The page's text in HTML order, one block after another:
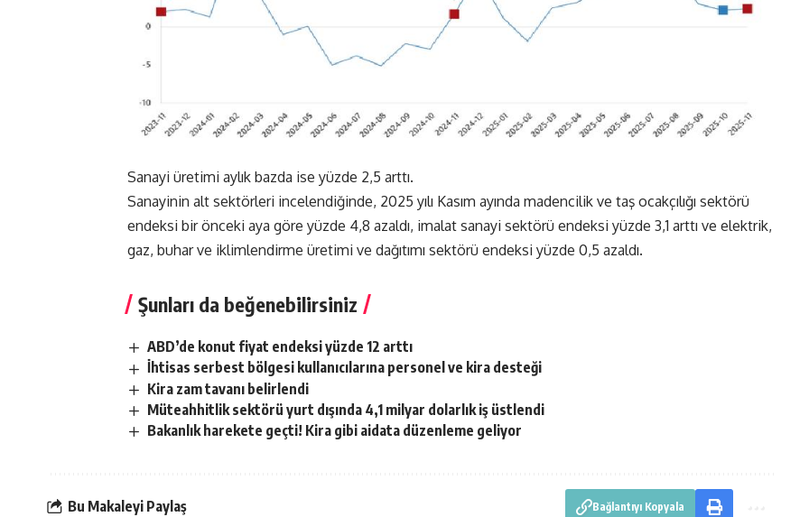
Sanayi üretimi aylık bazda ise yüzde 2,5 arttı.
Sanayinin alt sektörleri incelendiğinde, 2025 yılı Kasım ayında madencilik ve taş ocakçılığı sektörü
endeksi bir önceki aya göre yüzde 4,8 azaldı, imalat sanayi sektörü endeksi yüzde 3,1 arttı ve elektrik,
gaz, buhar ve iklimlendirme üretimi ve dağıtımı sektörü endeksi yüzde 0,5 azaldı.
Şunları da beğenebilirsiniz
ABD’de konut fiyat endeksi yüzde 12 arttı
İhtisas serbest bölgesi kullanıcılarına personel ve kira desteği
Kira zam tavanı belirlendi
Müteahhitlik sektörü yurt dışında 4,1 milyar dolarlık iş üstlendi
Bakanlık harekete geçti! Kira gibi aidata düzenleme geliyor
Bu Makaleyi Paylaş Bağlantıyı Kopyala